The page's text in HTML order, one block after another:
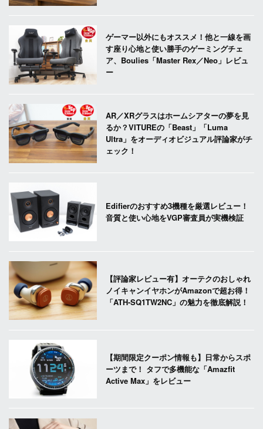
ゲーマー以外にもオススメ！他と一線を画
す座り心地と使い勝手のゲーミングチェ
ア、Boulies「Master Rex／Neo」レビュ
ー
AR／XRグラスはホームシアターの夢を見
るか？VITUREの「Beast」「Luma
Ultra」をオーディオビジュアル評論家がチ
ェック！
Edifierのおすすめ3機種を厳選レビュー！
音質と使い心地をVGP審査員が実機検証
【評論家レビュー有】オーテクのおしゃれ
ノイキャンイヤホンがAmazonで超お得！
「ATH-SQ1TW2NC」の魅力を徹底解説！
【期間限定クーポン情報も】日常からスポ
ーツまで！ タフで多機能な「Amazfit
Active Max」をレビュー